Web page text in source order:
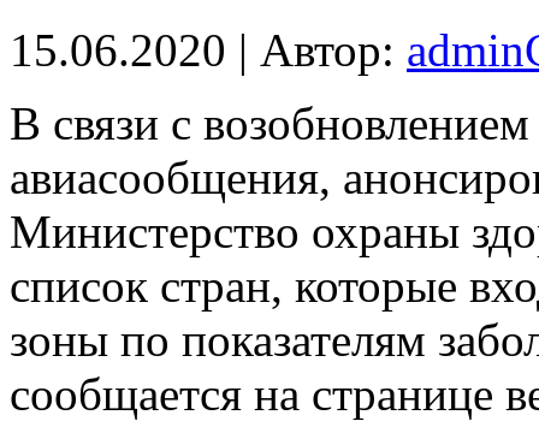
15.06.2020 | Автор:
В cвязи с
авиасообщения,
Министерство охраны
список стран, которые
зоны по показателям
сообщается на странице